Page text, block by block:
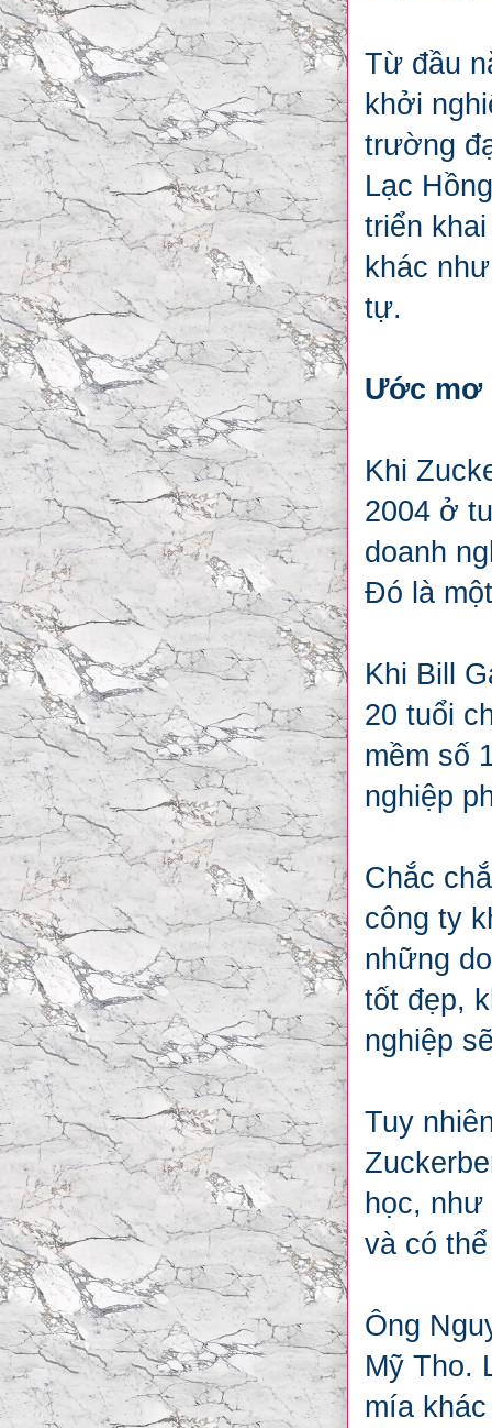
Từ đầu
khởi
trường
Lạc
triển
khác
tự.
Ước mơ
Khi
2004 ở
doanh
Đó là
Khi Bill
20 tuổi
mềm số
nghiệp
Chắc
công ty
những
tốt đẹp,
nghiệp
Tuy
học,
và có
Ông
Mỹ Tho.
mía